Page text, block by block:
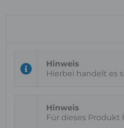
Hierbei handelt es
Für dieses Produkt